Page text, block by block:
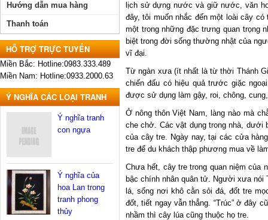
lịch sử dựng nước và giữ nước, văn
đây, tôi muốn nhắc đến một loài cây
một trong những đặc trưng quan trọng
biệt trong đời sống thường nhật của
vĩ đại.
Từ ngàn xưa (ít nhất là từ thời Thánh
chiến đấu có hiệu quả trước giặc
được sử dụng làm gậy, roi, chông,
Ở nông thôn Việt Nam, làng nào mà
che chở. Các vật dụng trong nhà, dưới
của cây tre. Ngày nay, tại các cửa
tre để du khách thập phương mua về
Chưa hết, cây tre trong quan niệm của
bậc chính nhân quân tử. Người xưa nói
lá, sống nơi khô cằn sỏi đá, đốt tre
đốt, tiết ngay vẫn thẳng. “Trúc” ở đây
nhầm thì cây lúa cũng thuộc họ tre.
Hướng dẫn mua hàng
Thanh toán
HỖ TRỢ TRỰC TUYẾN
Miền Bắc: Hotline:0983.333.489
Miền Nam: Hotline:0933.2000.63
Ý NGHĨA CÁC LOẠI TRANH
Ý nghĩa tranh
con ngựa
Ý nghĩa của
hoa Lan trong
tranh phong
thủy